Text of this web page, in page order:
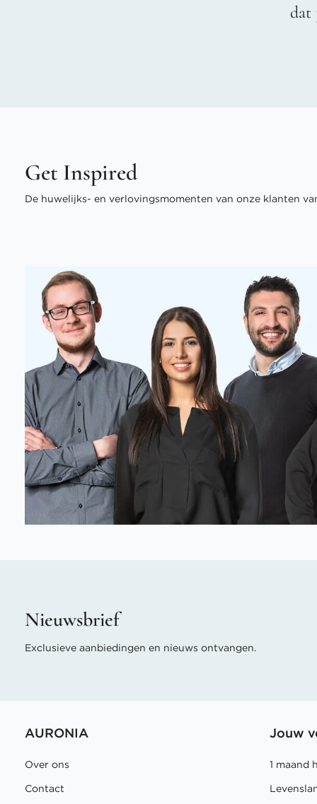
dat
Get Inspired
De huwelijks- en verlovingsmomenten van onze klanten
Nieuwsbrief
Exclusieve aanbiedingen en nieuws ontvangen.
AURONIA
Over ons
Contact
Jouw
1 maand